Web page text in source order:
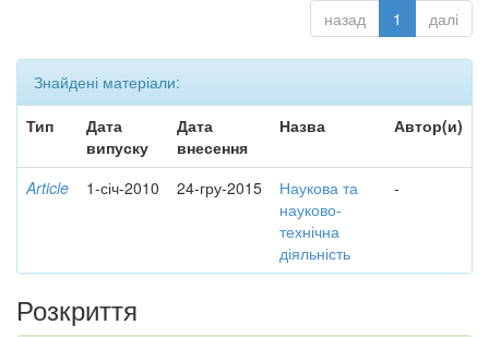
назад 1 далі
Знайдені матеріали:
Тип
Дата
випуску
Дата
внесення
Назва Автор(и)
Article 1-січ-2010 24-гру-2015
Наукова та
науково-
технічна
діяльність
-
Розкриття